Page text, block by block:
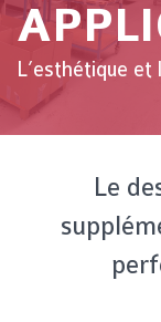
L’esthétique
Le